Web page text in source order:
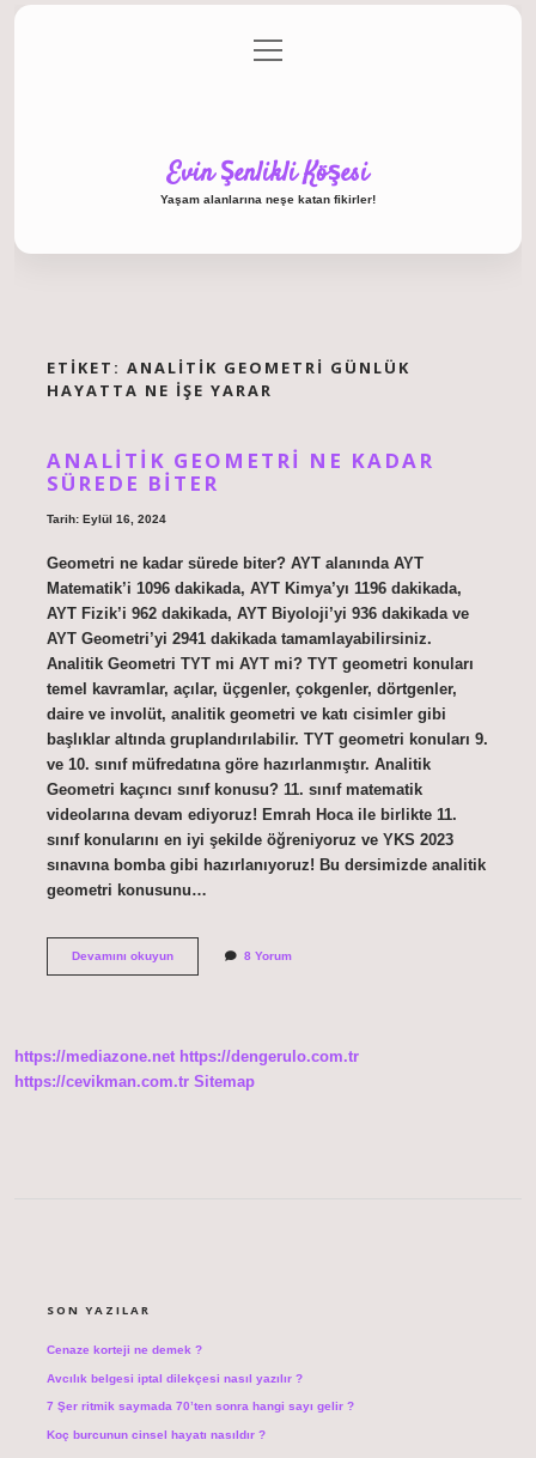
Gizlilik Politikası
menüyü
aç
Evin Şenlikli Köşesi
Yaşam alanlarına neşe katan fikirler!
ETIKET: ANALITIK GEOMETRI GÜNLÜK
HAYATTA NE IŞE YARAR
ANALITIK GEOMETRI NE KADAR
SÜREDE BITER
Tarih: Eylül 16, 2024
Geometri ne kadar sürede biter? AYT alanında AYT
Matematik’i 1096 dakikada, AYT Kimya’yı 1196 dakikada,
AYT Fizik’i 962 dakikada, AYT Biyoloji’yi 936 dakikada ve
AYT Geometri’yi 2941 dakikada tamamlayabilirsiniz.
Analitik Geometri TYT mi AYT mi? TYT geometri konuları
temel kavramlar, açılar, üçgenler, çokgenler, dörtgenler,
daire ve involüt, analitik geometri ve katı cisimler gibi
başlıklar altında gruplandırılabilir. TYT geometri konuları 9.
ve 10. sınıf müfredatına göre hazırlanmıştır. Analitik
Geometri kaçıncı sınıf konusu? 11. sınıf matematik
videolarına devam ediyoruz! Emrah Hoca ile birlikte 11.
sınıf konularını en iyi şekilde öğreniyoruz ve YKS 2023
sınavına bomba gibi hazırlanıyoruz! Bu dersimizde analitik
geometri konusunu…
Devamını okuyunAnalitik
8 Yorum
https://mediazone.net https://dengerulo.com.tr
https://cevikman.com.tr Sitemap
SON YAZILAR
Cenaze korteji ne demek ?
Avcılık belgesi iptal dilekçesi nasıl yazılır ?
7 Şer ritmik saymada 70’ten sonra hangi sayı gelir ?
Koç burcunun cinsel hayatı nasıldır ?